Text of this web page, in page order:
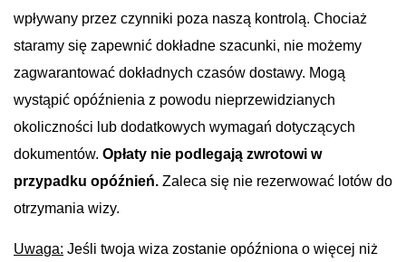
wpływany przez czynniki poza naszą kontrolą. Chociaż
staramy się zapewnić dokładne szacunki, nie możemy
zagwarantować dokładnych czasów dostawy. Mogą
wystąpić opóźnienia z powodu nieprzewidzianych
okoliczności lub dodatkowych wymagań dotyczących
dokumentów. Opłaty nie podlegają zwrotowi w
przypadku opóźnień. Zaleca się nie rezerwować lotów do
otrzymania wizy.
Uwaga: Jeśli twoja wiza zostanie opóźniona o więcej niż